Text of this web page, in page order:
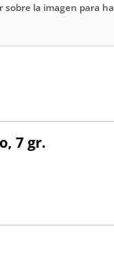
sobre la imagen para
7 gr.